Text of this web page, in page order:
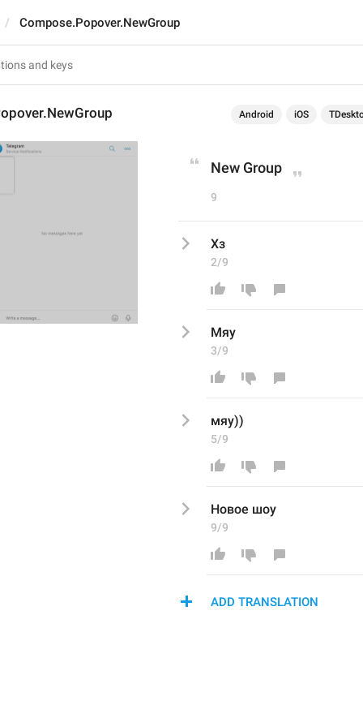
Compose.Popover.NewGroup
Android iOS
New Group
9
Хз
2/9
Мяу
3/9
мяу))
5/9
Новое шоу
9/9
ADD TRANSLATION